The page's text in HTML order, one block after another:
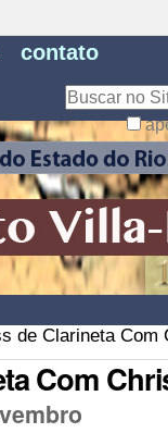
contato
de Clarineta Com
Com